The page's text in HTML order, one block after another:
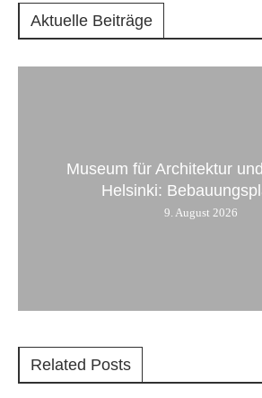
Aktuelle Beiträge
Museum für Architektur
Helsinki:
9. August 2026
Related Posts